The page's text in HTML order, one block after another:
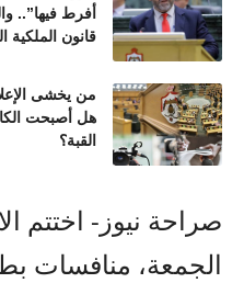
أفرط فيها”..
قانون الملكية
من يخشى
هل أصبحت
القبة؟
صراحة نيوز- اختتم
الجمعة، منافسات